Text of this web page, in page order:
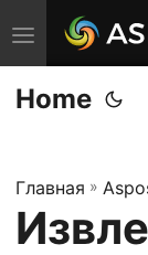
П
е
р
л
ю
Home
Главная »